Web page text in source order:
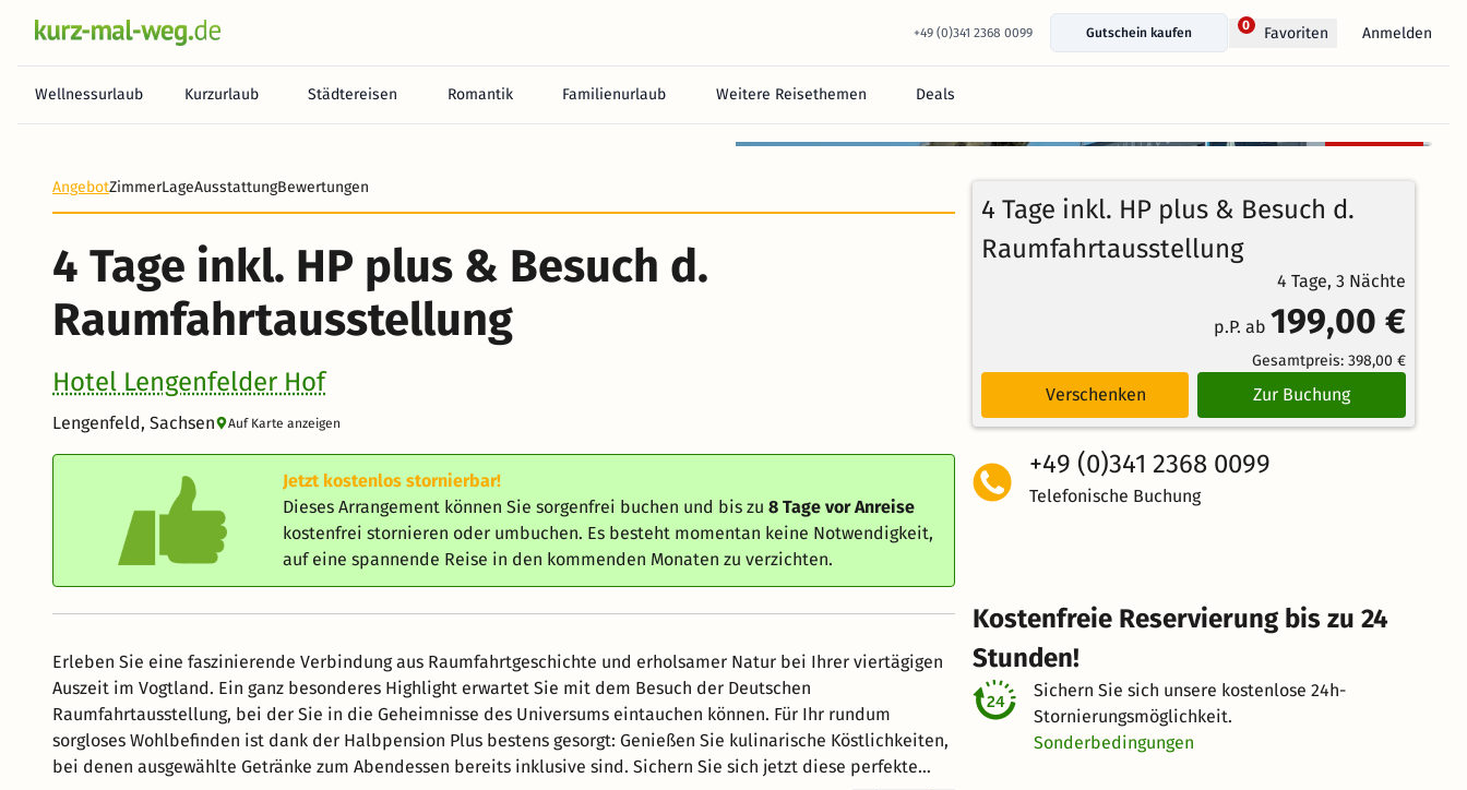
+49 (0)341 2368 0099 Gutschein kaufen
0 Favoriten Anmelden
Wellnessurlaub Kurzurlaub Städtereisen Romantik Familienurlaub Weitere Reisethemen Deals
93%
Weiterempfehlung
Bewertungen
4.1 /5
stornierbar
AngebotZimmerLageAusstattungBewertungen
4 Tage inkl. HP plus & Besuch d.
Raumfahrtausstellung
Hotel Lengenfelder Hof
Lengenfeld, Sachsen Auf Karte anzeigen
Jetzt kostenlos stornierbar!
Dieses Arrangement können Sie sorgenfrei buchen und bis zu8 Tage vor Anreise
kostenfrei stornieren oder umbuchen. Es besteht momentan keine Notwendigkeit,
auf eine spannende Reise in den kommenden Monaten zu verzichten.
Erleben Sie eine faszinierende Verbindung aus Raumfahrtgeschichte und erholsamer Natur bei Ihrer viertägigen
Auszeit im Vogtland. Ein ganz besonderes Highlight erwartet Sie mit dem Besuch der Deutschen
Raumfahrtausstellung, bei der Sie in die Geheimnisse des Universums eintauchen können. Für Ihr rundum
sorgloses Wohlbefinden ist dank der Halbpension Plus bestens gesorgt: Genießen Sie kulinarische Köstlichkeiten,
bei denen ausgewählte Getränke zum Abendessen bereits inklusive sind. Sichern Sie sich jetzt diese perfekte
4 Tage inkl. HP plus & Besuch d.
Raumfahrtausstellung
4 Tage, 3 Nächte
p.P. ab 199,00 €
Gesamtpreis: 398,00 €
Verschenken Zur Buchung
+49 (0)341 2368 0099
Telefonische Buchung
Kostenfreie Reservierung bis zu 24
Stunden!
Sichern Sie sich unsere kostenlose 24h-
Stornierungsmöglichkeit.
Sonderbedingungen